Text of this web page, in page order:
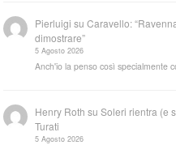
Pierluigi suCaravello:
dimostrare”
5 Agosto 2026
Anch'io la penso così specialmente
Henry Roth suSoleri rientra (e
Turati
5 Agosto 2026